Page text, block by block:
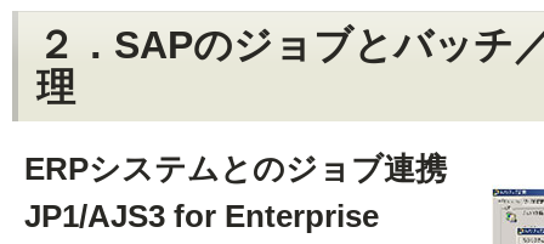
２．SAPのジョブとバッチ
理
ERPシステムとのジョブ連携
JP1/AJS3 for Enterprise